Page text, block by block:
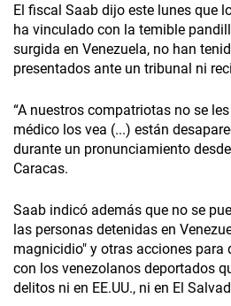
El fiscal Saab dijo este lunes que
ha vinculado con la temible
surgida en Venezuela, no han
presentados ante un tribunal ni
“A nuestros compatriotas no se
médico los vea (...) están
durante un pronunciamiento
Caracas.
Saab indicó además que no se
las personas detenidas en
magnicidio" y otras acciones para
con los venezolanos deportados
delitos ni en EE.UU., ni en El